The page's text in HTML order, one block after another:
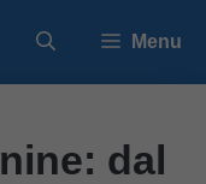
Menu
dal